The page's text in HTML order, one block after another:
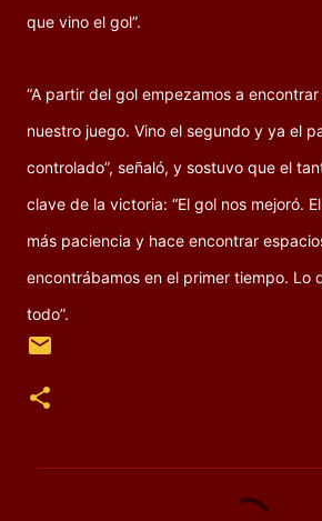
que vino el gol”.
“A partir del gol empezamos a
nuestro juego. Vino el segundo y ya el
controlado”, señaló, y sostuvo que el
clave de la victoria: “El gol nos mejoró.
más paciencia y hace encontrar
encontrábamos en el primer tiempo. Lo
todo”.